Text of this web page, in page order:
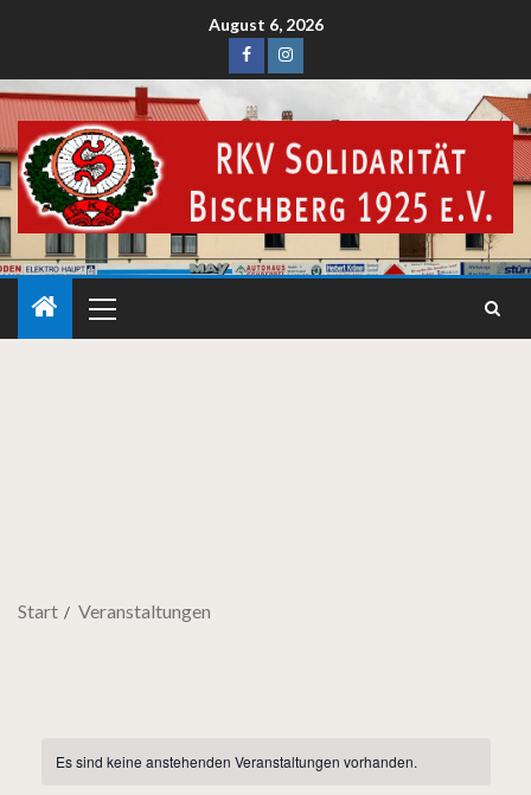
August 6, 2026
Start Veranstaltungen
Es sind keine anstehenden Veranstaltungen vorhanden.